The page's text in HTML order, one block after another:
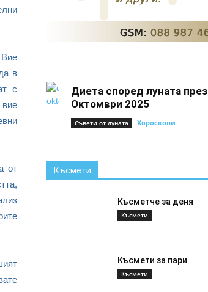
в
с
вие
от
Диета според луната през
Октомври 2025
Съвети от луната Хороскопи
Късмети
Късметче за деня
Късмети
Късмети за пари
Късмети